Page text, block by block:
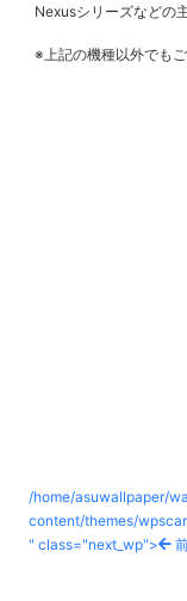
Nexusシリーズなどの
※上記の機種以外でも
/home/asuwallpaper/
content/themes/
" class="next_wp">